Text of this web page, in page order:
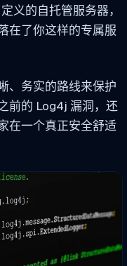
义的自托管服务器，
在了你这样的专属服
、务实的路线来保护
前的 Log4j 漏洞，还
在一个真正安全舒适